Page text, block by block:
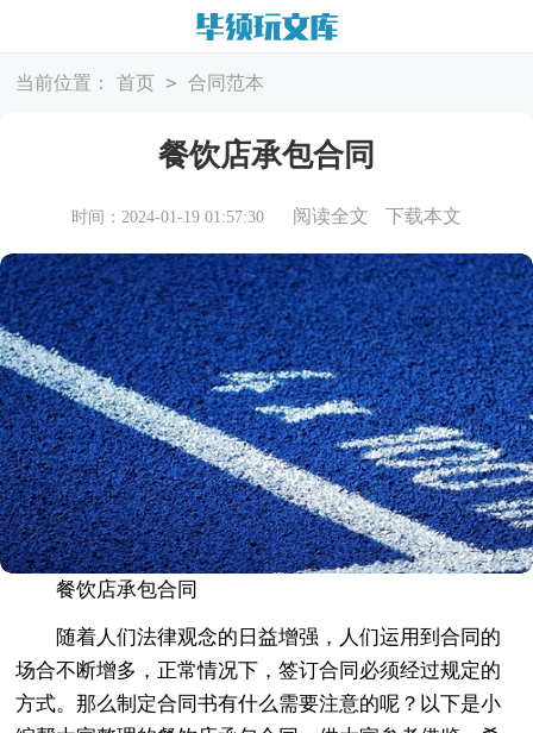
当前位置： 首页 > 合同范本
餐饮店承包合同
时间：2024-01-19 01:57:30 阅读全文 下载本文
餐饮店承包合同
随着人们法律观念的日益增强，人们运用到合同的
场合不断增多，正常情况下，签订合同必须经过规定的
方式。那么制定合同书有什么需要注意的呢？以下是小